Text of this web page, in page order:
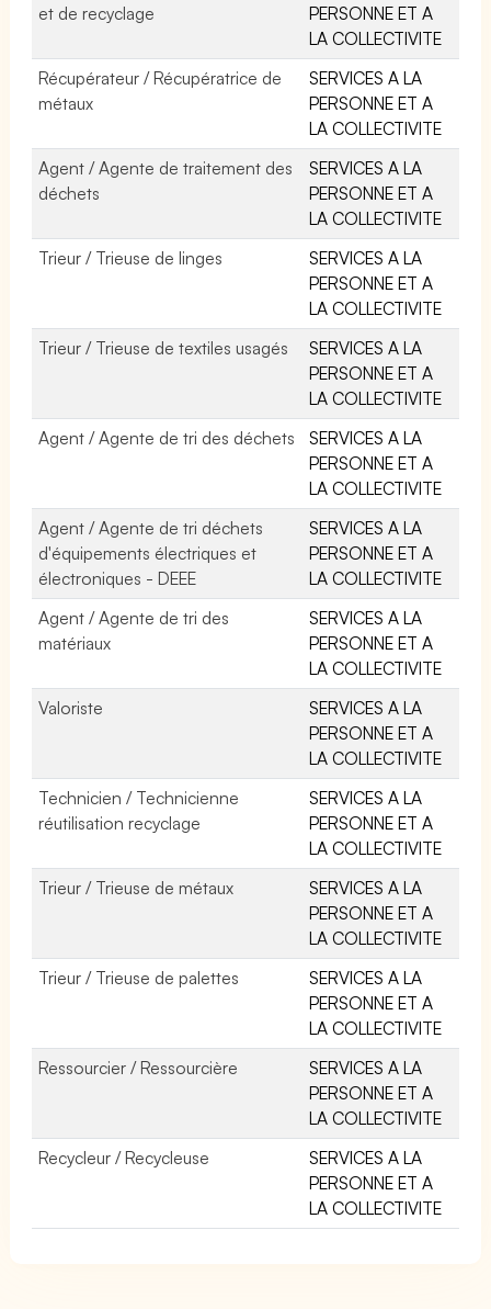
et de recyclage
PERSONNE ET A
LA COLLECTIVITE
Récupérateur / Récupératrice de
métaux
SERVICES A LA
PERSONNE ET A
LA COLLECTIVITE
Agent / Agente de traitement des
déchets
SERVICES A LA
PERSONNE ET A
LA COLLECTIVITE
Trieur / Trieuse de linges
SERVICES A LA
PERSONNE ET A
LA COLLECTIVITE
Trieur / Trieuse de textiles usagés
SERVICES A LA
PERSONNE ET A
LA COLLECTIVITE
Agent / Agente de tri des déchets
SERVICES A LA
PERSONNE ET A
LA COLLECTIVITE
Agent / Agente de tri déchets
d'équipements électriques et
électroniques - DEEE
SERVICES A LA
PERSONNE ET A
LA COLLECTIVITE
Agent / Agente de tri des
matériaux
SERVICES A LA
PERSONNE ET A
LA COLLECTIVITE
Valoriste
SERVICES A LA
PERSONNE ET A
LA COLLECTIVITE
Technicien / Technicienne
réutilisation recyclage
SERVICES A LA
PERSONNE ET A
LA COLLECTIVITE
Trieur / Trieuse de métaux
SERVICES A LA
PERSONNE ET A
LA COLLECTIVITE
Trieur / Trieuse de palettes
SERVICES A LA
PERSONNE ET A
LA COLLECTIVITE
Ressourcier / Ressourcière
SERVICES A LA
PERSONNE ET A
LA COLLECTIVITE
Recycleur / Recycleuse
SERVICES A LA
PERSONNE ET A
LA COLLECTIVITE